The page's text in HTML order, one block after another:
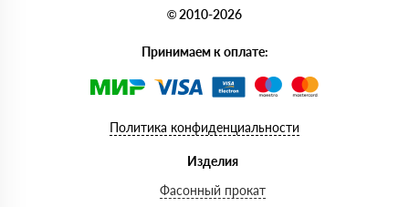
© 2010-2026
Принимаем к оплате:
Политика конфиденциальности
Изделия
Фасонный прокат